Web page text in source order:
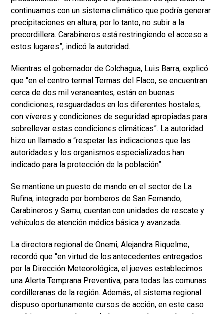
continuamos con un sistema climático que podría generar
precipitaciones en altura, por lo tanto, no subir a la
precordillera. Carabineros está restringiendo el acceso a
estos lugares”, indicó la autoridad.
Mientras el gobernador de Colchagua, Luis Barra, explicó
que “en el centro termal Termas del Flaco, se encuentran
cerca de dos mil veraneantes, están en buenas
condiciones, resguardados en los diferentes hostales,
con víveres y condiciones de seguridad apropiadas para
sobrellevar estas condiciones climáticas”. La autoridad
hizo un llamado a “respetar las indicaciones que las
autoridades y los organismos especializados han
indicado para la protección de la población”.
Se mantiene un puesto de mando en el sector de La
Rufina, integrado por bomberos de San Fernando,
Carabineros y Samu, cuentan con unidades de rescate y
vehículos de atención médica básica y avanzada.
La directora regional de Onemi, Alejandra Riquelme,
recordó que “en virtud de los antecedentes entregados
por la Dirección Meteorológica, el jueves establecimos
una Alerta Temprana Preventiva, para todas las comunas
cordilleranas de la región. Además, el sistema regional
dispuso oportunamente cursos de acción, en este caso